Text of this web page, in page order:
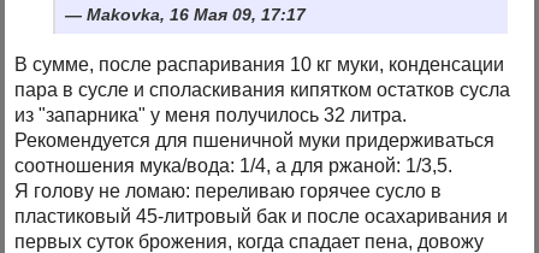
Makovka, 16 Мая 09, 17:17
В сумме, после распаривания 10 кг муки, конденсации
пара в сусле и споласкивания кипятком остатков сусла
из "запарника" у меня получилось 32 литра.
Рекомендуется для пшеничной муки придерживаться
соотношения мука/вода: 1/4, а для ржаной: 1/3,5.
Я голову не ломаю: переливаю горячее сусло в
пластиковый 45-литровый бак и после осахаривания и
первых суток брожения, когда спадает пена, довожу